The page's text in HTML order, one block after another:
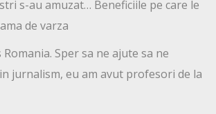
s-au amuzat… Beneficiile pe care le
de varza
Romania. Sper sa ne ajute sa ne
jurnalism, eu am avut profesori de la